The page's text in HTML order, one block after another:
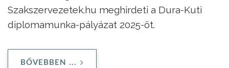
Szakszervezetek.hu meghirdeti a Dura-Kuti
diplomamunka-pályázat 2025-öt.
BŐVEBBEN ...